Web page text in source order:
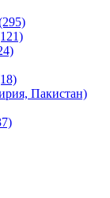
Пакистан)